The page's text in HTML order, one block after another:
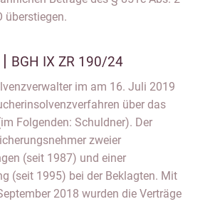
überstiegen.
BGH IX ZR 190/24
im am 16. Juli 2019
über das
Folgenden: Schuldner). Der
zweier
(seit 1987) und einer
(seit 1995) bei der Beklagten. Mit
2018 wurden die Verträge